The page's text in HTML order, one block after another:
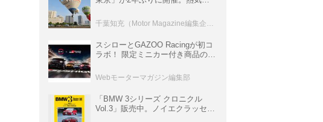
室などのコンテンツも
スシローとGAZOO Racingが初コ
ラボ！ 限定ミニカー付き商品の
ト体験があたる抽選企画などを展
開
Webモーターマガジン編集部
「BMW 3シリーズ クロニクル
Vol.3」販売中。ノイエクラッセか